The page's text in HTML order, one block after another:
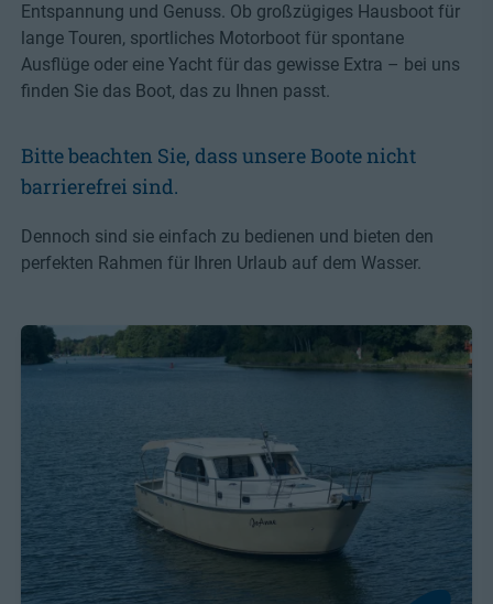
Entspannung und Genuss. Ob großzügiges Hausboot für
lange Touren, sportliches Motorboot für spontane
Ausflüge oder eine Yacht für das gewisse Extra – bei uns
finden Sie das Boot, das zu Ihnen passt.
Bitte beachten Sie, dass unsere Boote nicht
barrierefrei sind.
Dennoch sind sie einfach zu bedienen und bieten den
perfekten Rahmen für Ihren Urlaub auf dem Wasser.